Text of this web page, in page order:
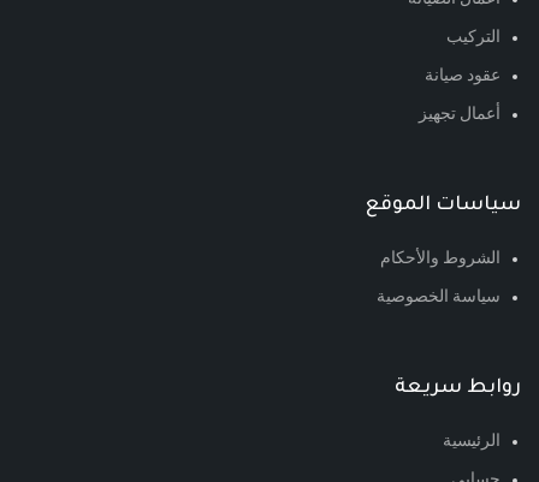
التركيب
عقود صيانة
أعمال تجهيز
سياسات الموقع
الشروط والأحكام
سياسة الخصوصية
روابط سريعة
الرئيسية